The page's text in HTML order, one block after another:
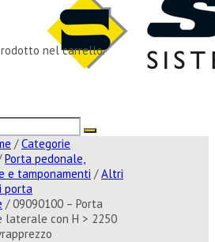
nel carrello.
/Categorie
Porta pedonale,
e tamponamenti /Altri
porta
/ 09090100 – Porta
laterale con H > 2250